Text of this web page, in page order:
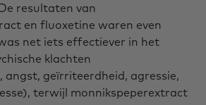
resultaten van
en fluoxetine waren even
net iets effectiever in het
klachten
angst, geïrriteerdheid, agressie,
terwijl monnikspeperextract